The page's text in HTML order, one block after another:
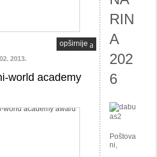
opširnije
2013.
world academy
RIN
A
202
6
Poštova
ni,